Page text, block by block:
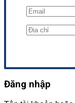
Đăng nhập